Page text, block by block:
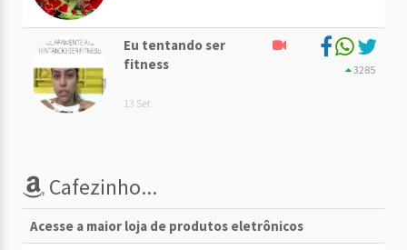
Eu tentando ser
fitness
13 Set
3285
Cafezinho...
Acesse a maior loja de produtos eletrônicos